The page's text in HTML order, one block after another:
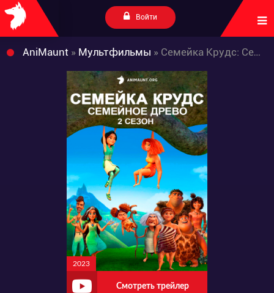
Войти
AniMaunt » Мультфильмы » Семейка Крудс: Семейное древо 2 сезон
2023
Смотреть трейлер